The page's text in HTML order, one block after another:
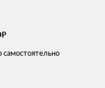
самостоятельно